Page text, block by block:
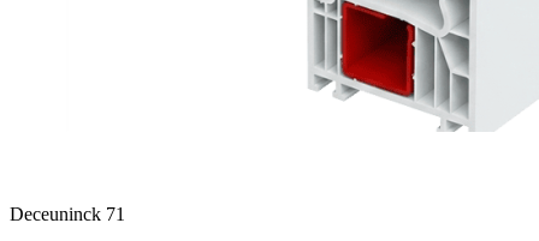
Deceuninck 71